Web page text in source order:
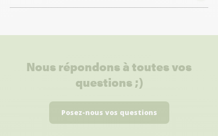
Nous répondons à toutes vos
questions ;)
Posez-nous vos questions